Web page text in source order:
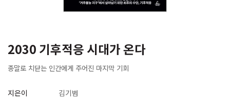
2030 기후적응 시대가 온다
종말로 치닫는 인간에게 주어진 마지막 기회
지은이
김기범